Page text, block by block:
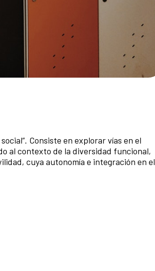
Consiste en explorar vías en el
al contexto de la diversidad funcional,
cuya autonomía e integración en el